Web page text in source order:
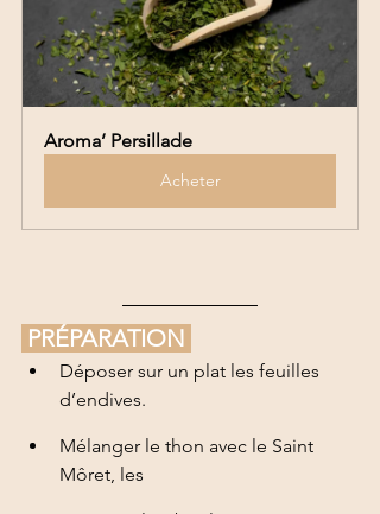
Aroma’ Persillade
Acheter
PRÉPARATION
Déposer sur un plat les feuilles
d’endives.
Mélanger le thon avec le Saint
Môret, les